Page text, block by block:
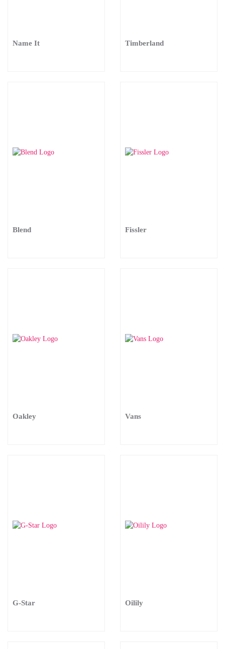
Name It Timberland
Blend Fissler
Oakley Vans
G-Star Oilily